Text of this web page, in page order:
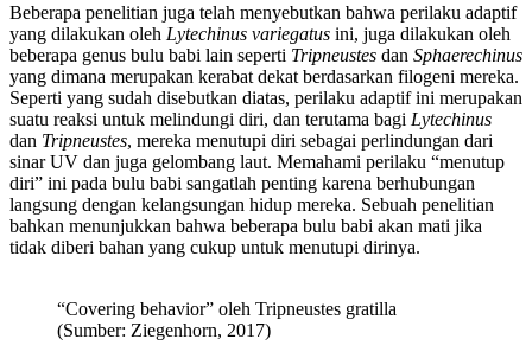
Beberapa penelitian juga telah menyebutkan bahwa perilaku adaptif
yang dilakukan oleh Lytechinus variegatus ini, juga dilakukan oleh
beberapa genus bulu babi lain seperti Tripneustes dan Sphaerechinus
yang dimana merupakan kerabat dekat berdasarkan filogeni mereka.
Seperti yang sudah disebutkan diatas, perilaku adaptif ini merupakan
suatu reaksi untuk melindungi diri, dan terutama bagi Lytechinus
dan Tripneustes, mereka menutupi diri sebagai perlindungan dari
sinar UV dan juga gelombang laut. Memahami perilaku “menutup
diri” ini pada bulu babi sangatlah penting karena berhubungan
langsung dengan kelangsungan hidup mereka. Sebuah penelitian
bahkan menunjukkan bahwa beberapa bulu babi akan mati jika
tidak diberi bahan yang cukup untuk menutupi dirinya.
“Covering behavior” oleh Tripneustes gratilla
(Sumber: Ziegenhorn, 2017)